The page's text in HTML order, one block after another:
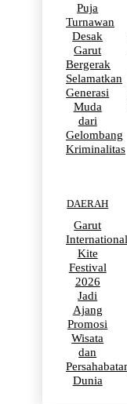
Puja
Turnawan
Desak
Garut
Bergerak
Selamatkan
Generasi
Muda
dari
Gelombang
Kriminalitas
DAERAH
Garut
International
Kite
Festival
2026
Jadi
Ajang
Promosi
Wisata
dan
Dunia